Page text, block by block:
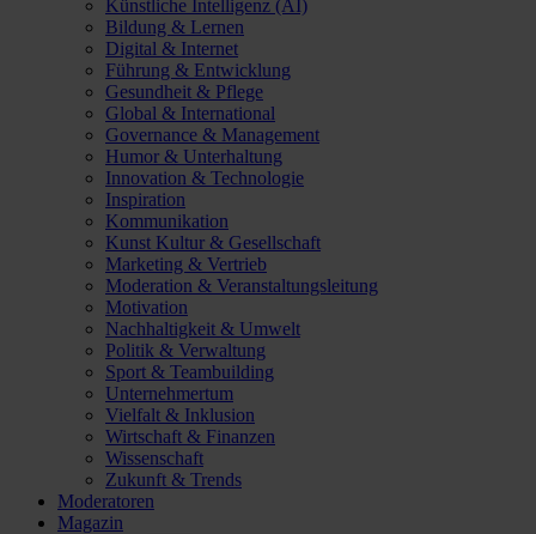
Künstliche Intelligenz (AI)
Bildung & Lernen
Digital & Internet
Führung & Entwicklung
Gesundheit & Pflege
Global & International
Governance & Management
Humor & Unterhaltung
Innovation & Technologie
Inspiration
Kommunikation
Kunst Kultur & Gesellschaft
Marketing & Vertrieb
Moderation & Veranstaltungsleitung
Motivation
Nachhaltigkeit & Umwelt
Politik & Verwaltung
Sport & Teambuilding
Unternehmertum
Vielfalt & Inklusion
Wirtschaft & Finanzen
Wissenschaft
Zukunft & Trends
Moderatoren
Magazin